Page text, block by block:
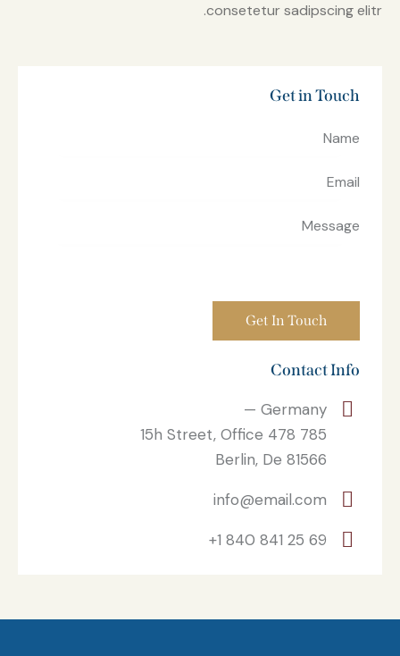
consetetur sadipscing elitr.
Get in Touch
Contact Info
Germany —
785 15h Street, Office 478
Berlin, De 81566
info@email.com
+1 840 841 25 69